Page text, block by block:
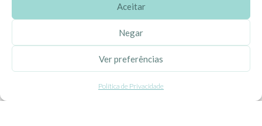
Aceitar
Negar
Ver preferências
Política de Privacidade
Listas de Aniversário e Babyshower
CONDIÇÕES GERAIS
Politica de Privacidade